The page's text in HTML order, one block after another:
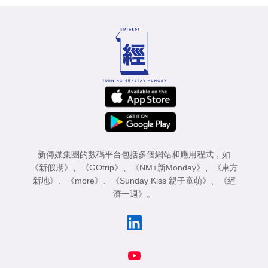
新傳媒集團的數碼平台包括多個網站和應用程式，如
《新假期》 、 《GOtrip》 、 《NM+新Monday》 、
《東方
新地》 、 《more》 、 《Sunday Kiss 親子童萌》 、
《經
濟一週》 。